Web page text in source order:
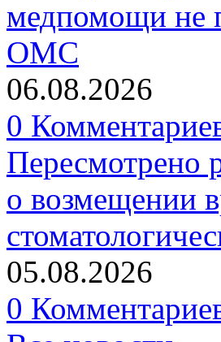
медпомощи не
ОМС
06.08.2026
0
Пересмотрено
о возмещении
05.08.2026
0